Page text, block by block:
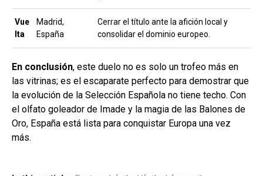
Vue
lta
Madrid,
España
Cerrar el título ante la afición local y
consolidar el dominio europeo.
En conclusión, este duelo no es solo un trofeo más en
las vitrinas; es el escaparate perfecto para demostrar que
la evolución de la Selección Española no tiene techo. Con
el olfato goleador de Imade y la magia de las Balones de
Oro, España está lista para conquistar Europa una vez
más.